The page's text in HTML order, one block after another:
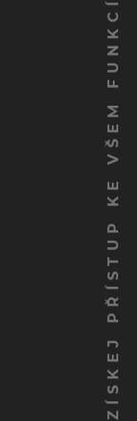
ZÍSKEJ PŘÍSTUP KE VŠEM FUNKCÍM